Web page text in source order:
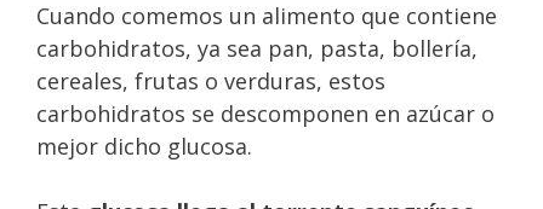
Cuando comemos un alimento que contiene
carbohidratos, ya sea pan, pasta, bollería,
cereales, frutas o verduras, estos
carbohidratos se descomponen en azúcar o
mejor dicho glucosa.